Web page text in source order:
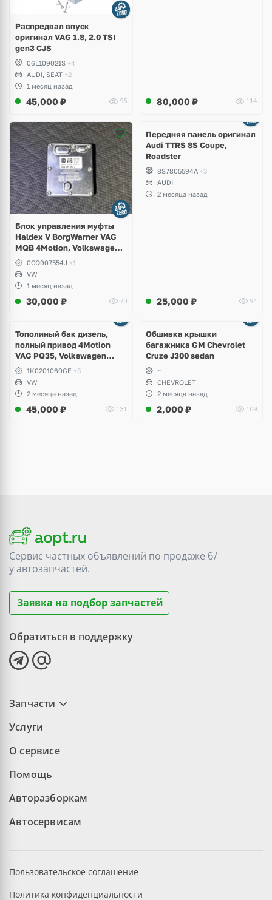
Распредвал впуск
оригинал VAG 1.8, 2.0 TSI
gen3 CJS
06L109021S +4
AUDI, SEAT +2
1 месяц назад
45,000 ₽ 95 80,000 ₽ 114
Блок управления муфты
Haldex V BorgWarner VAG
MQB 4Motion, Volkswagen
Tiguan
0CQ907554J +1
VW
1 месяц назад
30,000 ₽ 70
2 фото
Передняя панель оригинал
Audi TTRS 8S Coupe,
Roadster
8S7805594A +3
AUDI
2 месяца назад
25,000 ₽ 94
Тополиный бак дизель,
полный привод 4Motion
VAG PQ35, Volkswagen
Scirocco, Golf V, VI, Skoda
Yeti, Octavia A5, Superb,
Audi A3, Seat Altea
1K0201060GE +3
VW
2 месяца назад
45,000 ₽ 131
Обшивка крышки
багажника GM Chevrolet
Cruze J300 sedan
~
CHEVROLET
2 месяца назад
2,000 ₽ 109
Сервис частных объявлений по продаже б/
уавтозапчастей.
Заявка на подбор запчастей
Обратиться в поддержку
Запчасти
Услуги
О сервисе
Помощь
Авторазборкам
Автосервисам
Пользовательское соглашение
Политика конфиденциальности